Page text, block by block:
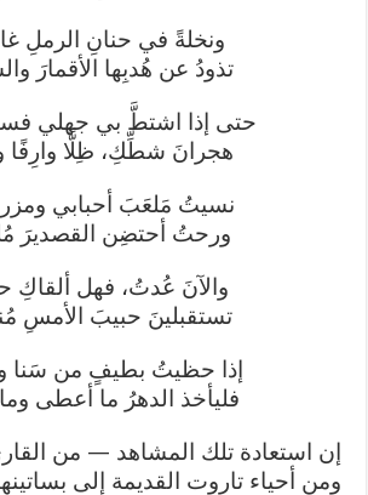
ونخلةً في حنانِ الرملِ
تذودُ عن هُدبِها الأقمارَ
حتى إذا اشتطَّ بي جهلي
هجرانَ شطِّكِ، ظِلًّا وارِفًا
نسيتُ مَلعَبَ أحبابي
ورحتُ أحتضِن القصديرَ
والآنَ عُدتُ، فهل ألقاكِ
تستقبلينَ حبيبَ الأمسِ
إذا حظيتُ بطيفٍ من سَنا
فليأخذ الدهرُ ما أعطى
إن استعادة تلك المشاهد — من
ومن أحياء تاروت القديمة إلى